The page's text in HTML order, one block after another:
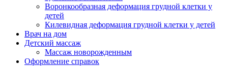
Воронкообразная деформация грудной клетки у
детей
Килевидная деформация грудной клетки у детей
Врач на дом
Детский массаж
Массаж новорожденным
Оформление справок